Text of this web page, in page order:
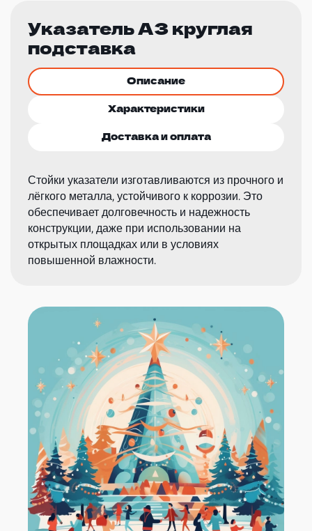
Указатель А3 круглая
подставка
Описание
Характеристики
Доставка и оплата
Стойки указатели изготавливаются из прочного и
лёгкого металла, устойчивого к коррозии. Это
обеспечивает долговечность и надежность
конструкции, даже при использовании на
открытых площадках или в условиях
повышенной влажности.